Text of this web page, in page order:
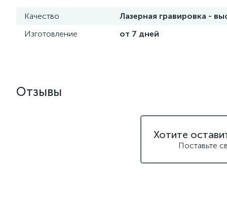
Качество
Лазерная гравировка -
Изготовление
от 7 дней
Отзывы
Хотите
Поставьте